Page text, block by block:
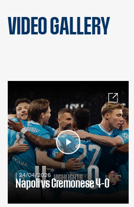
VIDEO GALLERY
| 24/04/2026
Napoli vs Cremonese 4-0